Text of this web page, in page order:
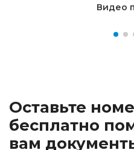
Видео
Оставьте
бесплатно
вам